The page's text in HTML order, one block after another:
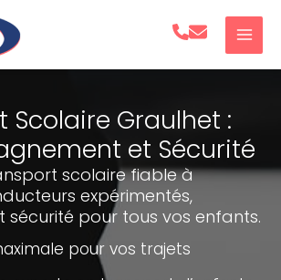
Scolaire Graulhet :
et Sécurité
scolaire fiable à
expérimentés,
sécurité pour tous vos enfants.
pour vos trajets